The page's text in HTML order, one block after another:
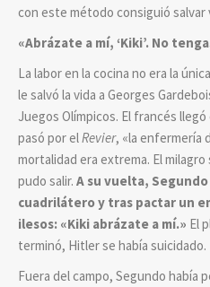
con este método consiguió salvar
«Abrázate a mí, ‘Kiki’. No
La labor en la cocina no era la
le salvó la vida a Georges
Juegos Olímpicos. El francés
pasó por elRevier, «la enfermería
mortalidad era extrema. El
pudo salir. A su vuelta,
cuadrilátero y tras pactar un
ilesos: «Kiki abrázate a mí.» El
terminó, Hitler se había suicidado.
Fuera del campo, Segundo había